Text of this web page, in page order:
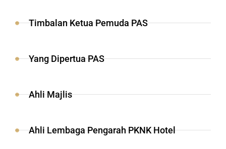
Timbalan Ketua Pemuda PAS
Yang Dipertua PAS
Ahli Majlis
Ahli Lembaga Pengarah PKNK Hotel